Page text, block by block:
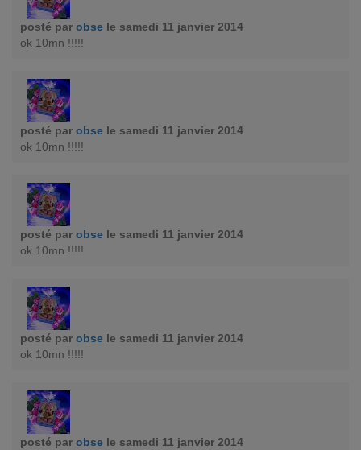
posté par obse le samedi 11 janvier 2014
ok 10mn !!!!!
posté par obse le samedi 11 janvier 2014
ok 10mn !!!!!
posté par obse le samedi 11 janvier 2014
ok 10mn !!!!!
posté par obse le samedi 11 janvier 2014
ok 10mn !!!!!
posté par obse le samedi 11 janvier 2014